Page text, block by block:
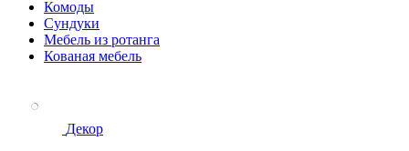
Комоды
Сундуки
Мебель из ротанга
Кованая мебель
Декор